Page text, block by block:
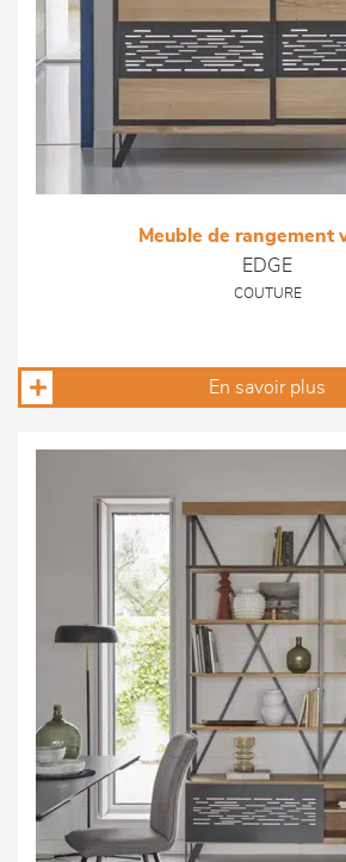
Meuble de rangement
EDGE
COUTURE
En savoir plus